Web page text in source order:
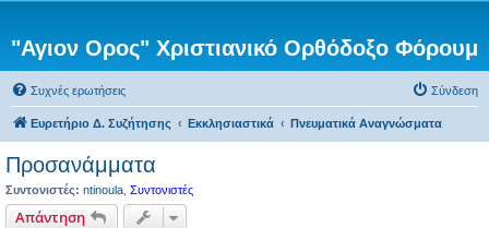
"Αγιον Ορος" Χριστιανικό Ορθόδοξο Φόρουμ
Συχνές ερωτήσεις Σύνδεση
Ευρετήριο Δ. Συζήτησης Εκκλησιαστικά Πνευματικά Αναγνώσματα
Προσανάμματα
Συντονιστές: ntinoula Συντονιστές
Απάντηση